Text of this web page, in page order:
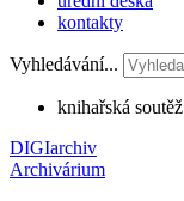
kontakty
Vyhledávání...
knihařská soutěž
DIGIarchiv
Archivárium